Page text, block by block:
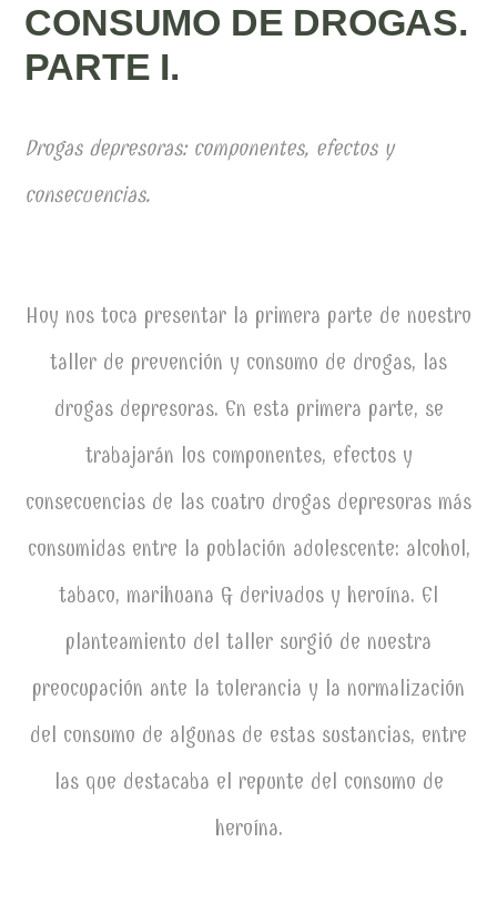
CONSUMO DE DROGAS.
PARTE I.
Drogas depresoras: componentes, efectos y
consecuencias.
Hoy nos toca presentar la primera parte de nuestro
taller de prevención y consumo de drogas, las
drogas depresoras. En esta primera parte, se
trabajarán los componentes, efectos y
consecuencias de las cuatro drogas depresoras más
consumidas entre la población adolescente: alcohol,
tabaco, marihuana & derivados y heroína. El
planteamiento del taller surgió de nuestra
preocupación ante la tolerancia y la normalización
del consumo de algunas de estas sustancias, entre
las que destacaba el repunte del consumo de
heroína.